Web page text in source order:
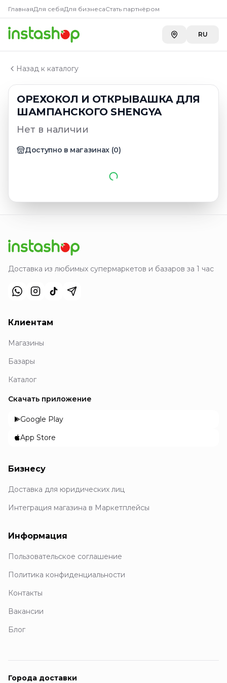
ГлавнаяДля себяДля бизнесаСтать партнёром
RU
Назад к каталогу
ОРЕХОКОЛ И ОТКРЫВАШКА ДЛЯ
ШАМПАНСКОГО SHENGYA
Нет в наличии
Доступно в магазинах (0)
Главная
Каталог
Предметы кухонные
ОРЕХОКОЛ И ОТКРЫВАШКА ДЛЯ ШАМПАНСКОГО
Доставка из любимых супермаркетов и базаров за 1 час
Клиентам
Магазины
Базары
Каталог
Скачать приложение
Google Play
App Store
Бизнесу
Доставка для юридических лиц
Интеграция магазина в Маркетплейсы
Информация
Пользовательское соглашение
Политика конфиденциальности
Контакты
Вакансии
Блог
Города доставки